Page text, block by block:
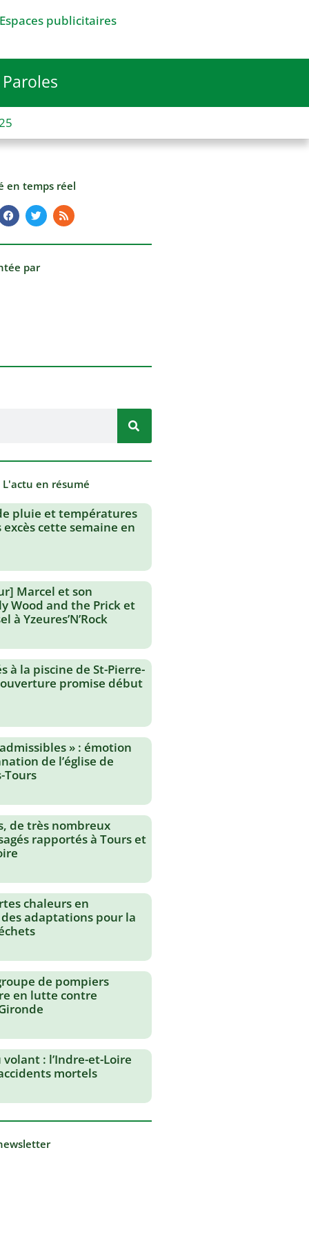
publicitaires
Paroles
en temps réel
par
en résumé
pluie et températures
excès cette semaine en
Marcel et son
Wood and the Prick et
à Yzeures’N’Rock
à la piscine de St-Pierre-
promise début
» : émotion
de l’église de
Tours
de très nombreux
rapportés à Tours et
chaleurs en
adaptations pour la
de pompiers
en lutte contre
: l’Indre-et-Loire
mortels